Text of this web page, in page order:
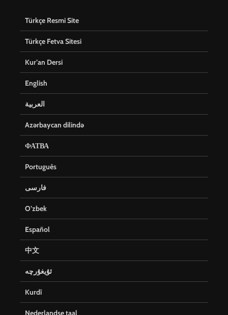
Türkçe Resmi Site
Türkçe Fetva Sitesi
Kur’an Dersi
English
العربية
Azərbaycan dilində
ФАТВА
Português
فارسی
O’zbek
Español
中文
ئۇيغۇرچە
Kurdî
Nederlandse taal